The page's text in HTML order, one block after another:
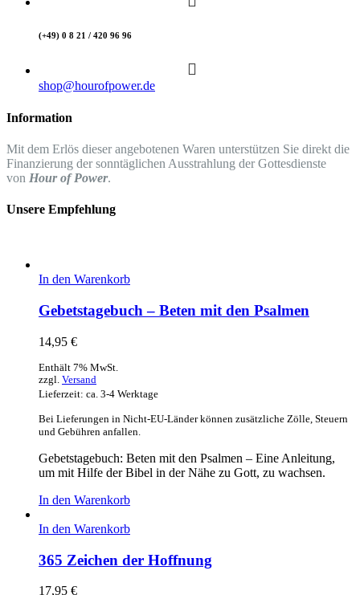
(+49) 0 8 21 / 420 96 96
shop@hourofpower.de
Information
Mit dem Erlös dieser angebotenen Waren unterstützen Sie direkt die
Finanzierung der sonntäglichen Ausstrahlung der Gottesdienste
von Hour of Power.
Unsere Empfehlung
In den Warenkorb
Gebetstagebuch – Beten mit den Psalmen
14,95 €
Enthält 7% MwSt.
zzgl. Versand
Lieferzeit: ca. 3-4 Werktage
Bei Lieferungen in Nicht-EU-Länder können zusätzliche Zölle, Steuern
und Gebühren anfallen.
Gebetstagebuch: Beten mit den Psalmen – Eine Anleitung,
um mit Hilfe der Bibel in der Nähe zu Gott, zu wachsen.
In den Warenkorb
In den Warenkorb
365 Zeichen der Hoffnung
17,95 €